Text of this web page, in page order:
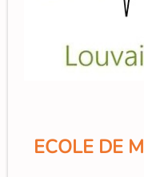
ECOLE DE